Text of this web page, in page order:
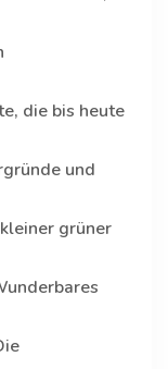
die bis heute
und
grüner